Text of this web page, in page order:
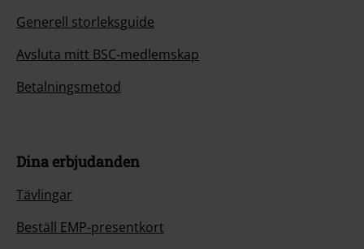
Generell storleksguide
Avsluta mitt BSC-medlemskap
Betalningsmetod
Dina erbjudanden
Tävlingar
Beställ EMP-presentkort